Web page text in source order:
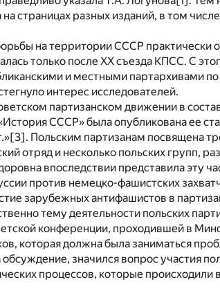
страницах разных изданий, в том
на территории СССР практически
только после XX съезда КПСС. С
и местными партархивами
интерес исследователей.
партизанском движении в
СССР» была опубликована ее
[3]. Польским партизанам посвящена
отряд и несколько польских групп,
впоследствии представила эту
против немецко-фашистских
зарубежных антифашистов в
тему деятельности польских
конференции, проходившей в
которая должна была заниматься
значился вопрос участия
процессов, которые происходили